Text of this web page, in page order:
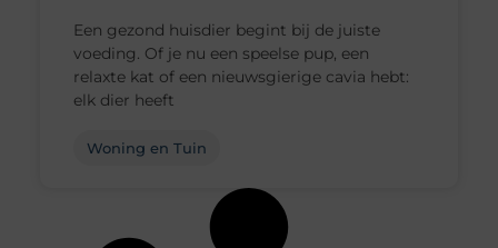
Een gezond huisdier begint bij de juiste
voeding. Of je nu een speelse pup, een
relaxte kat of een nieuwsgierige cavia hebt:
elk dier heeft
Woning en Tuin